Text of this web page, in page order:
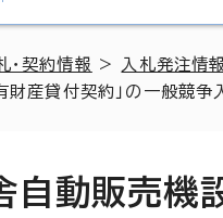
・契約情報 > 入札発注情報
財産貸付契約」の一般競争
舎自動販売